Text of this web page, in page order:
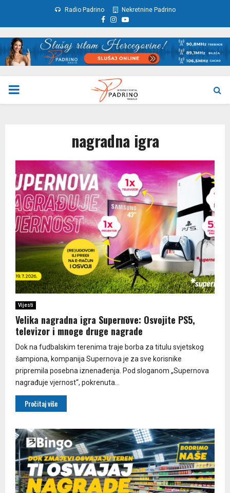
Radio Padrino Nekretnine Padrino
Facebook
Instagram
Youtube
PRIMARY
nagradna igra
Vijesti
Velika nagradna igra Supernove: Osvojite PS5,
televizor i mnoge druge nagrade
Dok na fudbalskim terenima traje borba za titulu svjetskog
šampiona, kompanija Supernova je za sve korisnike
pripremila posebna iznenađenja. Pod sloganom „Supernova
nagrađuje vjernost“, pokrenuta...
Pročitaj više